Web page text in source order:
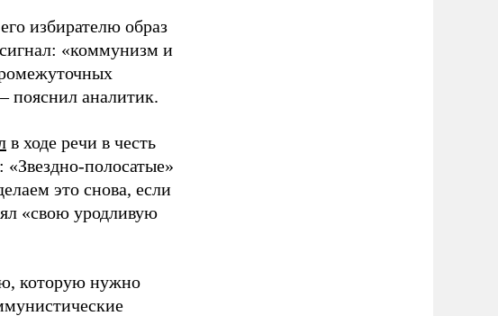
избирателю образ
«коммунизм и
пояснил аналитик.
в ходе речи в честь
полосатые»
это снова, если
«свою уродливую
которую нужно